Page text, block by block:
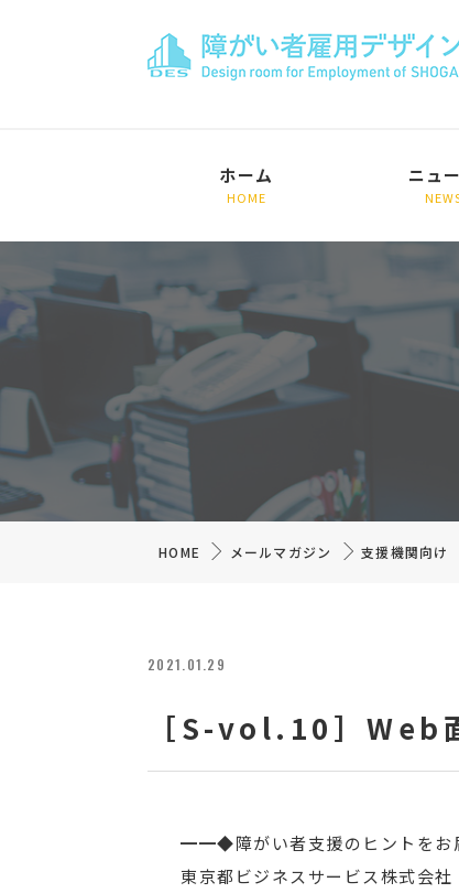
ホーム
HOME
ニュ
HOME メールマガジン 支援機関向け
2021.01.29
［S-vol.10］Web
━━◆障がい者支援のヒント
東京都ビジネスサービス株